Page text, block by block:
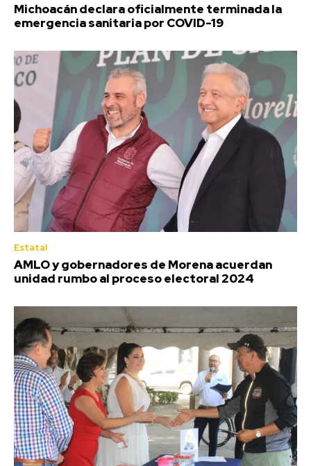
Michoacán declara oficialmente terminada la
emergencia sanitaria por COVID-19
Estatal
AMLO y gobernadores de Morena acuerdan
unidad rumbo al proceso electoral 2024